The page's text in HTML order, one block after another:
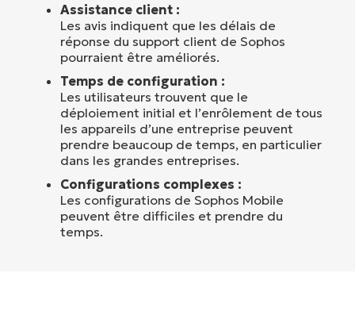
Assistance client :
Les avis indiquent que les délais de
réponse du support client de Sophos
pourraient être améliorés.
Temps de configuration :
Les utilisateurs trouvent que le
déploiement initial et l’enrôlement de tous
les appareils d’une entreprise peuvent
prendre beaucoup de temps, en particulier
dans les grandes entreprises.
Configurations complexes :
Les configurations de Sophos Mobile
peuvent être difficiles et prendre du
temps.